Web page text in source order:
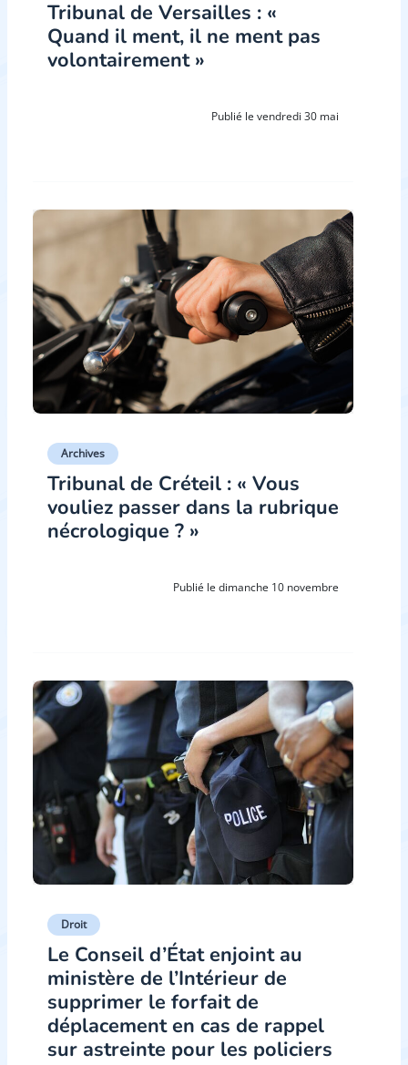
Tribunal de Versailles : «
Quand il ment, il ne ment pas
volontairement »
Publié le vendredi 30 mai
Archives
Tribunal de Créteil : « Vous
vouliez passer dans la rubrique
nécrologique ? »
Publié le dimanche 10 novembre
Droit
Le Conseil d’État enjoint au
ministère de l’Intérieur de
supprimer le forfait de
déplacement en cas de rappel
sur astreinte pour les policiers